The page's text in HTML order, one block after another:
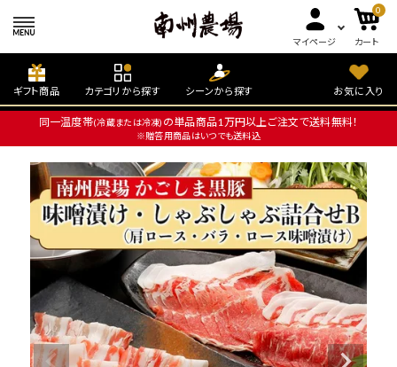
マイページ
0
カート
ギフト商品 カテゴリから探す シーンから探す お気に入り
同一温度帯(冷蔵または冷凍) の単品商品1万円以上ご注文で送料無料！
※贈答用商品はいつでも送料込